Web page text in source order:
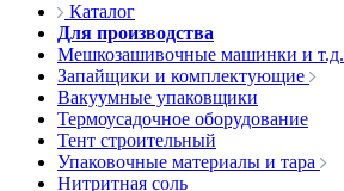
Каталог
Для производства
Мешкозашивочные машинки и т.д.
Запайщики и комплектующие
Вакуумные упаковщики
Термоусадочное оборудование
Тент строительный
Упаковочные материалы и тара
Нитритная соль